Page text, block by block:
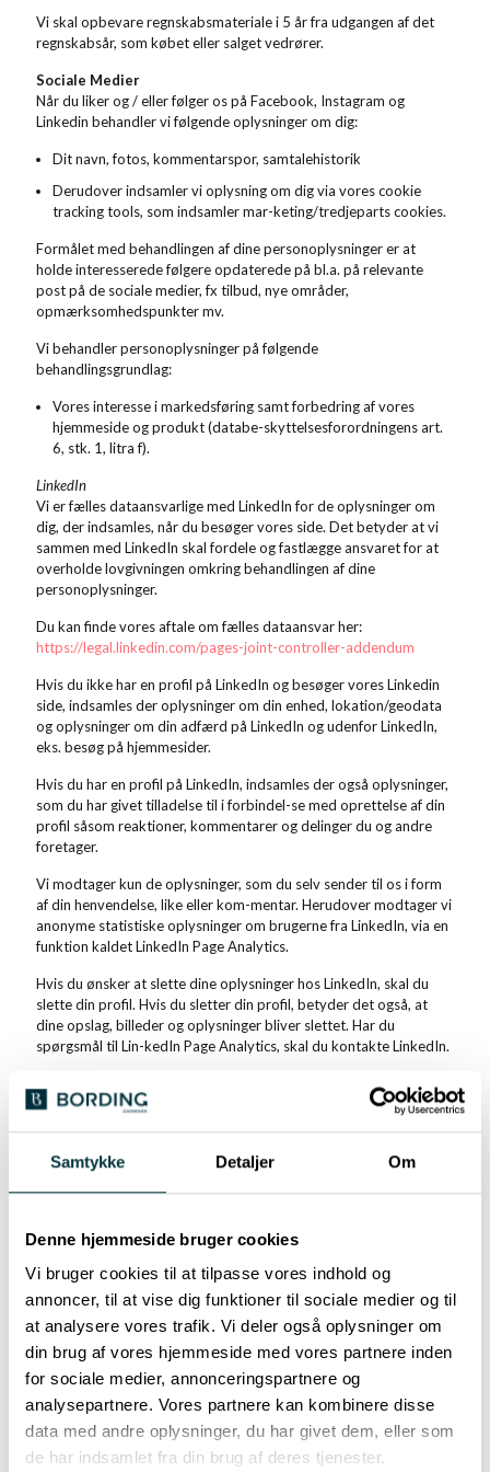
Samtykke Detaljer Om
Denne hjemmeside bruger cookies
Vi bruger cookies til at tilpasse vores indhold og
annoncer, til at vise dig funktioner til sociale medier og til
at analysere vores trafik. Vi deler også oplysninger om
din brug af vores hjemmeside med vores partnere inden
for sociale medier, annonceringspartnere og
analysepartnere. Vores partnere kan kombinere disse
data med andre oplysninger, du har givet dem, eller som
de har indsamlet fra din brug af deres tjenester.
Vi skal opbevare regnskabsmateriale i 5 år fra udgangen af det
regnskabsår, som købet eller salget vedrører.
Sociale Medier
Når du liker og / eller følger os på Facebook, Instagram og
Linkedin behandler vi følgende oplysninger om dig:
Dit navn, fotos, kommentarspor, samtalehistorik
Derudover indsamler vi oplysning om dig via vores cookie
tracking tools, som indsamler mar-keting/tredjeparts cookies.
Formålet med behandlingen af dine personoplysninger er at
holde interesserede følgere opdaterede på bl.a. på relevante
post på de sociale medier, fx tilbud, nye områder,
opmærksomhedspunkter mv.
Vi behandler personoplysninger på følgende
behandlingsgrundlag:
Vores interesse i markedsføring samt forbedring af vores
hjemmeside og produkt (databe-skyttelsesforordningens art.
6, stk. 1, litra f).
LinkedIn
Vi er fælles dataansvarlige med LinkedIn for de oplysninger om
dig, der indsamles, når du besøger vores side. Det betyder at vi
sammen med LinkedIn skal fordele og fastlægge ansvaret for at
overholde lovgivningen omkring behandlingen af dine
personoplysninger.
Du kan finde vores aftale om fælles dataansvar her:
https://legal.linkedin.com/pages-joint-controller-addendum
Hvis du ikke har en profil på LinkedIn og besøger vores Linkedin
side, indsamles der oplysninger om din enhed, lokation/geodata
og oplysninger om din adfærd på LinkedIn og udenfor LinkedIn,
eks. besøg på hjemmesider.
Hvis du har en profil på LinkedIn, indsamles der også oplysninger,
som du har givet tilladelse til i forbindel-se med oprettelse af din
profil såsom reaktioner, kommentarer og delinger du og andre
foretager.
Vi modtager kun de oplysninger, som du selv sender til os i form
af din henvendelse, like eller kom-mentar. Herudover modtager vi
anonyme statistiske oplysninger om brugerne fra LinkedIn, via en
funktion kaldet LinkedIn Page Analytics.
Hvis du ønsker at slette dine oplysninger hos LinkedIn, skal du
slette din profil. Hvis du sletter din profil, betyder det også, at
dine opslag, billeder og oplysninger bliver slettet. Har du
spørgsmål til Lin-kedIn Page Analytics, skal du kontakte LinkedIn.
Vi er fælles dataansvarlige med Meta for de oplysninger om dig,
fastlægge ansvaret for at overholde lovgivningen omkring
https://www.facebook.com/legal/controller_addendum
Meta anvender Insights på Facebook /Instagram for at indsamle
statistiske oplysninger om besøgen-des adfærd på siden,
herunder alder, køn, parforholdsstatus, arbejde, livsstil,
interesseområder, op-lysninger om køb og geografiske
oplysninger. Til dette formål har Meta placeret cookies på din
enhed, når du besøger Facebook/Instagram. Hver cookie
indeholder en unik identifikationskode, som forbli-ver aktiv i en
periode af to år, medmindre de bliver slettet før udløbet af denne
periode. Meta modta-ger, gemmer og behandler dine